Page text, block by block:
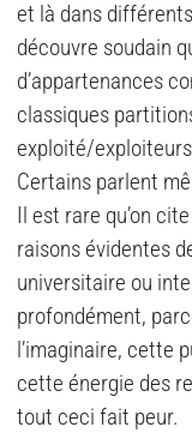
et là dans
découvre soudain
d’appartenances
classiques
exploité/
Certains parlent
Il est rare qu’on
raisons évidentes
universitaire ou
profondément,
l’imaginaire, cette
cette énergie des
tout ceci fait peur.